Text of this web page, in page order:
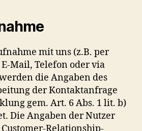
mit uns (z.B. per
Mail, Telefon oder via
die Angaben des
der Kontaktanfrage
gem. Art. 6 Abs. 1 lit. b)
Die Angaben der Nutzer
Relationship-